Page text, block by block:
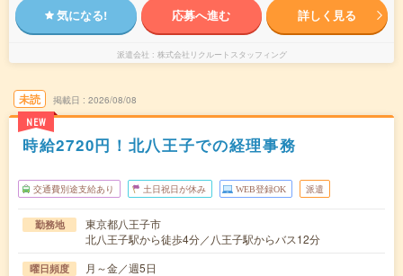
気になる! 応募へ進む 詳しく見る
派遣会社 株式会社リクルートスタッフィング
未読
NEW
掲載日 2026/08/08
時給2720円！北八王子での経理事務
交通費別途支給あり 土日祝日が休み WEB登録OK 派遣
勤務地
東京都八王子市
北八王子駅から徒歩4分／八王子駅からバス12分
曜日頻度 月～金／週5日